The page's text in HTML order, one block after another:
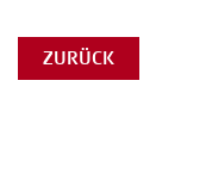
ZURÜCK